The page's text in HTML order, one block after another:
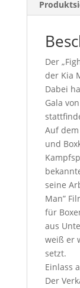
Der
der Kia
Dabei
Gala
Auf
und
seine
Man”
für
aus
weiß er
setzt.
Einlass
Der